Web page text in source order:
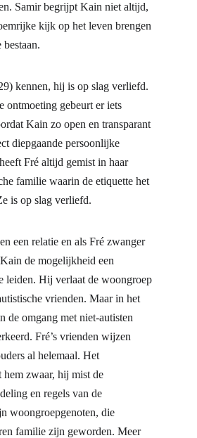
Samir begrijpt Kain niet altijd,
kijk op het leven brengen
kennen, hij is op slag verliefd.
ontmoeting gebeurt er iets
Kain zo open en transparant
diepgaande persoonlijke
Fré altijd gemist in haar
familie waarin de etiquette het
is op slag verliefd.
een relatie en als Fré zwanger
de mogelijkheid een
leiden. Hij verlaat de woongroep
vrienden. Maar in het
de omgang met niet-autisten
Fré’s vrienden wijzen
al helemaal. Het
hem zwaar, hij mist de
en regels van de
woongroepgenoten, die
familie zijn geworden. Meer